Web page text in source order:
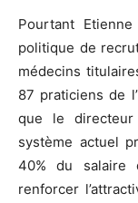
Pourtant
politique de
médecins
87 praticiens de
que le directeur
système actuel
40% du salaire
renforcer